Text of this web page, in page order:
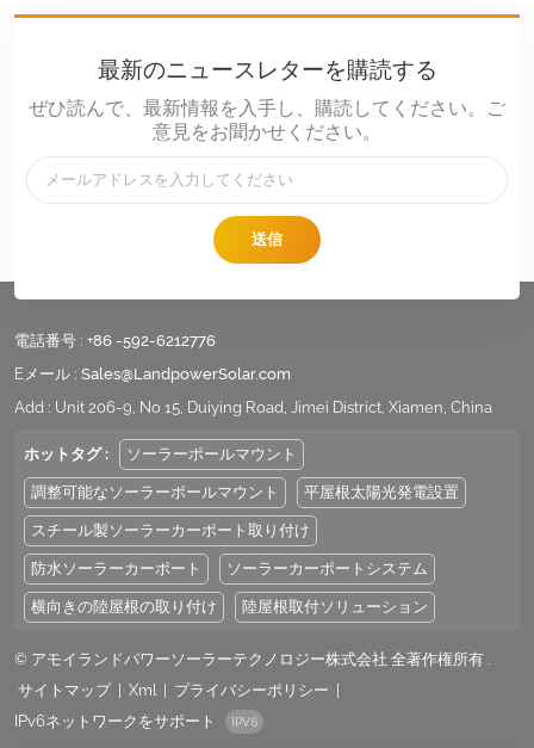
最新のニュースレターを購読する
ぜひ読んで、最新情報を入手し、購読してください。ご
意見をお聞かせください。
送信
電話番号 : +86 -592-6212776
Eメール : Sales@LandpowerSolar.com
Add : Unit 206-9, No 15, Duiying Road, Jimei District, Xiamen, China
ホットタグ : ソーラーポールマウント
調整可能なソーラーポールマウント 平屋根太陽光発電設置
スチール製ソーラーカーポート取り付け
防水ソーラーカーポート ソーラーカーポートシステム
横向きの陸屋根の取り付け 陸屋根取付ソリューション
© アモイランドパワーソーラーテクノロジー株式会社 全著作権所有 .
サイトマップ
Xml プライバシーポリシー
IPv6ネットワークをサポート